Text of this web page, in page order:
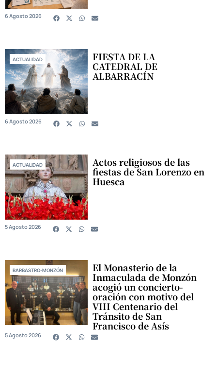
6 Agosto 2026
ACTUALIDAD FIESTA DE LA
CATEDRAL DE
ALBARRACÍN
6 Agosto 2026
ACTUALIDAD Actos religiosos de las
fiestas de San Lorenzo en
Huesca
5 Agosto 2026
BARBASTRO-MONZÓN El Monasterio de la
Inmaculada de Monzón
acogió un concierto-
oración con motivo del
VIII Centenario del
Tránsito de San
Francisco de Asís
5 Agosto 2026